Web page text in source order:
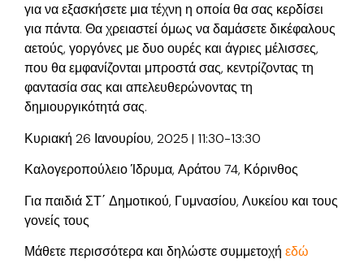
για να εξασκήσετε μια τέχνη η οποία θα σας κερδίσει
για πάντα. Θα χρειαστεί όμως να δαμάσετε δικέφαλους
αετούς, γοργόνες με δυο ουρές και άγριες μέλισσες,
που θα εμφανίζονται μπροστά σας, κεντρίζοντας τη
φαντασία σας και απελευθερώνοντας τη
δημιουργικότητά σας.
Κυριακή 26 Ιανουρίου, 2025 | 11:30-13:30
Καλογεροπούλειο Ίδρυμα, Αράτου 74, Κόρινθος
Για παιδιά ΣΤ΄ Δημοτικού, Γυμνασίου, Λυκείου και τους
γονείς τους
Μάθετε περισσότερα και δηλώστε συμμετοχή εδώ